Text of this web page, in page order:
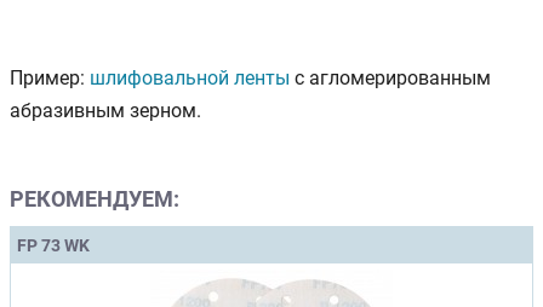
Пример: шлифовальной ленты с агломерированным
абразивным зерном.
РЕКОМЕНДУЕМ:
FP 73 WK